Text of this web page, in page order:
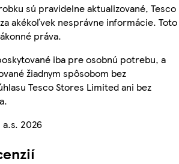
sú pravidelne aktualizované, Tesco
akékoľvek nesprávne informácie. Toto
práva.
iba pre osobnú potrebu, a
žiadnym spôsobom bez
Tesco Stores Limited ani bez
a.s. 2026